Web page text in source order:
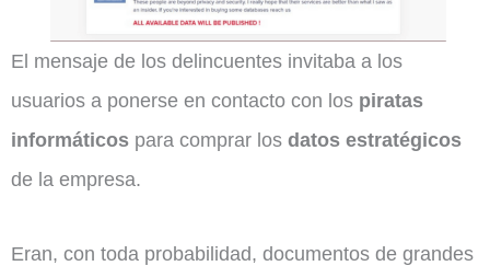
El mensaje de los delincuentes invitaba a los
usuarios a ponerse en contacto con los piratas
informáticos para comprar los datos estratégicos
de la empresa.
Eran, con toda probabilidad, documentos de grandes